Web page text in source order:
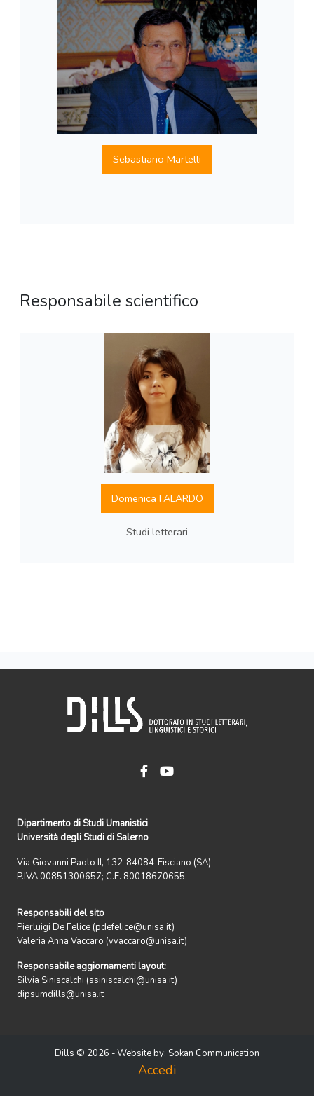
Sebastiano Martelli
Responsabile scientifico
Domenica FALARDO
Studi letterari
Dipartimento di Studi Umanistici
Università degli Studi di Salerno
Via Giovanni Paolo II, 132-84084-Fisciano (SA)
P.IVA 00851300657; C.F. 80018670655.
Responsabili del sito
Pierluigi De Felice (pdefelice@unisa.it)
Valeria Anna Vaccaro (vvaccaro@unisa.it)
Responsabile aggiornamenti layout:
Silvia Siniscalchi (ssiniscalchi@unisa.it)
dipsumdills@unisa.it
Dills © 2026 - Website by: Sokan Communication
Accedi